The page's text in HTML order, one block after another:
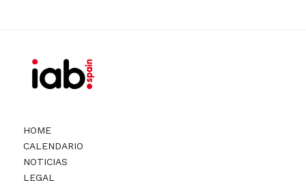
HOME
CALENDARIO
NOTICIAS
LEGAL